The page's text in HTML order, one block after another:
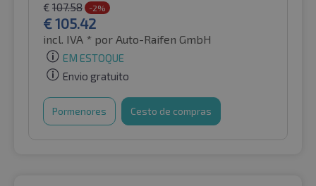
€ 107.58 -2%
€105.42
incl. IVA * por Auto-Raifen GmbH
EM ESTOQUE
Envio gratuito
Pormenores Cesto de compras